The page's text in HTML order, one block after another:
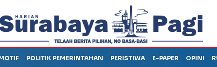
POLITIK PEMERINTAHAN PERISTIWA E-PAPER OPINI